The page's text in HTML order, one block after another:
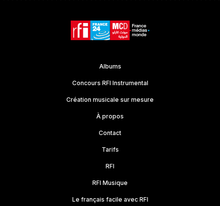
Albums
Concours RFI Instrumental
Création musicale sur mesure
À propos
Contact
Tarifs
RFI
RFI Musique
Le français facile avec RFI